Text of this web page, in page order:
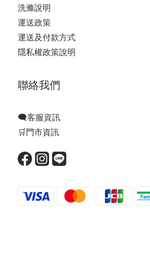
洗滌說明
運送政策
運送及付款方式
隱私權政策說明
聯絡我們
🗨️客服資訊
🛒門市資訊